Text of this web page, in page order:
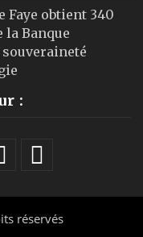
Faye obtient 340
la Banque
:
réservés